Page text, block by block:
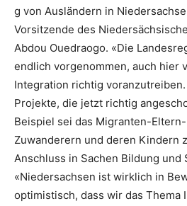
g von Ausländern in
Vorsitzende des
Abdou Ouedraogo. «Die
endlich vorgenommen, auch hier
Integration richtig
Projekte, die jetzt richtig
Beispiel sei das Migranten-
Zuwanderern und deren Kindern
Anschluss in Sachen Bildung und
«Niedersachsen ist wirklich in
optimistisch, dass wir das Thema